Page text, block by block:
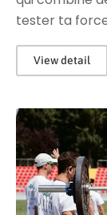
tester ta
View detail